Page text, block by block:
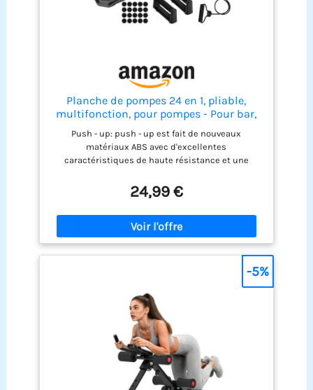
Planche de pompes 24 en 1, pliable,
multifonction, pour pompes - Pour bar,
maison, gymnastique, gymnastique -
Équipement de fitness pour la maison -
Entraînement de la poitrine
Push - up: push - up est fait de nouveaux
matériaux ABS avec d'excellentes
caractéristiques de haute résistance et une
répartir la force uniformément et peut fournir une
prise confortable qui minimise la fatigue du
poignet. Un tapis antidérapant a également été
ajouté pour aider à stabiliser le corps pendant
l'exercice. Offre une expérience d'entraînement
stable et sûre Système de gymnastique Push - up:
le Push - up portable fonctionne avec une variété
d'accessoires de gymnastique: push - up pliable,
2 accoudoirs, 2 poignées élastiques, 2 cordons de
traction, 2 coudières rembourrés pour la plupart
de vos besoins d'entraînement au gymnase Smart
count Push - up: push - up avec écran LED HD,
capteur sensible et précis qui suit
automatiquement combien de fois et quand vous
faites des Push - ups. Il suffit d'ouvrir le bouton
pour calculer et chronométrer automatiquement
24,99 €
-5%